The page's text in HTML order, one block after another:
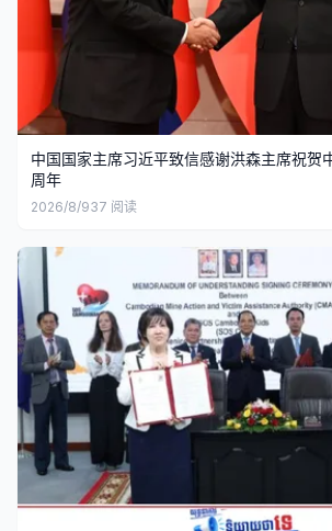
中国国家主席习近平致信感谢洪森主席祝贺
周年
2026/8/937 阅读